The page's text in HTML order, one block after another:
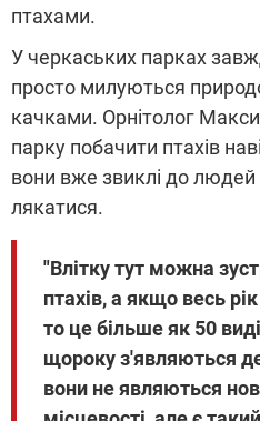
птахами.
У черкаських парках
просто милуються
качками. Орнітолог
парку побачити птахів
вони вже звиклі до людей
лякатися.
"Влітку тут можна
птахів, а якщо весь
то це більше як 50
щороку з'являються
вони не являються